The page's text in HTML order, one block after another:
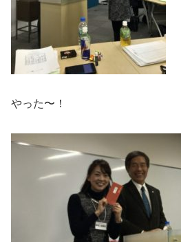
やった〜！